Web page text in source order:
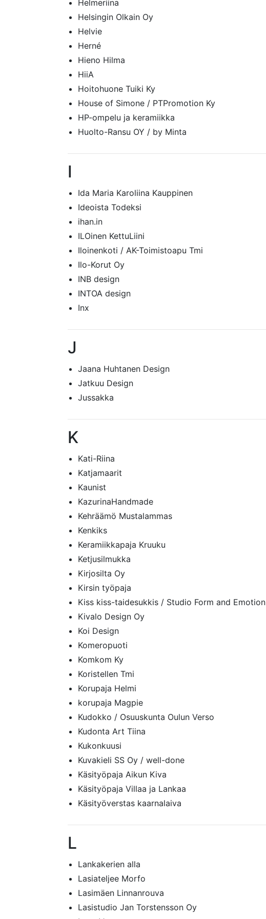
Helmeriina
Helsingin Olkain Oy
Helvie
Herné
Hieno Hilma
HiiA
Hoitohuone Tuiki Ky
House of Simone / PTPromotion Ky
HP-ompelu ja keramiikka
Huolto-Ransu OY / by Minta
I
Ida Maria Karoliina Kauppinen
Ideoista Todeksi
ihan.in
ILOinen KettuLiini
Iloinenkoti / AK-Toimistoapu Tmi
Ilo-Korut Oy
INB design
INTOA design
Inx
J
Jaana Huhtanen Design
Jatkuu Design
Jussakka
K
Kati-Riina
Katjamaarit
Kaunist
KazurinaHandmade
Kehräämö Mustalammas
Kenkiks
Keramiikkapaja Kruuku
Ketjusilmukka
Kirjosilta Oy
Kirsin työpaja
Kiss kiss-taidesukkis / Studio Form and Emotion
Kivalo Design Oy
Koi Design
Komeropuoti
Komkom Ky
Koristellen Tmi
Korupaja Helmi
korupaja Magpie
Kudokko / Osuuskunta Oulun Verso
Kudonta Art Tiina
Kukonkuusi
Kuvakieli SS Oy / well-done
Käsityöpaja Aikun Kiva
Käsityöpaja Villaa ja Lankaa
Käsityöverstas kaarnalaiva
L
Lankakerien alla
Lasiateljee Morfo
Lasimäen Linnanrouva
Lasistudio Jan Torstensson Oy